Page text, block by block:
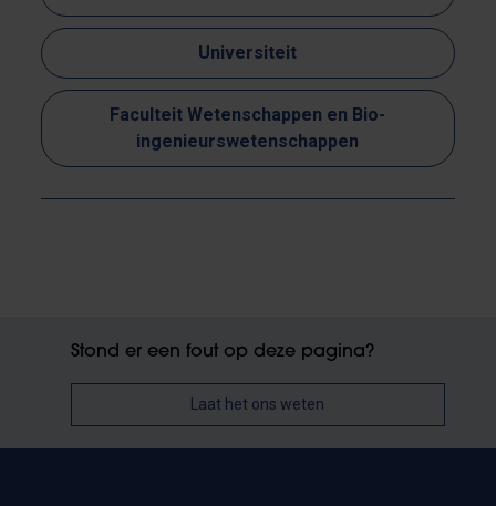
Universiteit
Faculteit Wetenschappen en Bio-
ingenieurswetenschappen
Stond er een fout op deze pagina?
Laat het ons weten